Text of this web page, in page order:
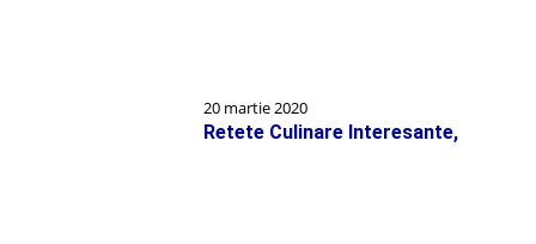
20 martie 2020
Retete Culinare Interesante,